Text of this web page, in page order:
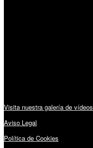
Visita nuestra galería de vídeos
Aviso Legal
Política de Cookies